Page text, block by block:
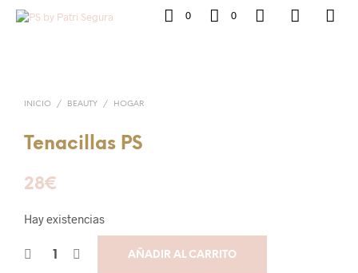
0 0
INICIO / BEAUTY / HOGAR
Tenacillas PS
28€
Hay existencias
AÑADIR AL CARRITO